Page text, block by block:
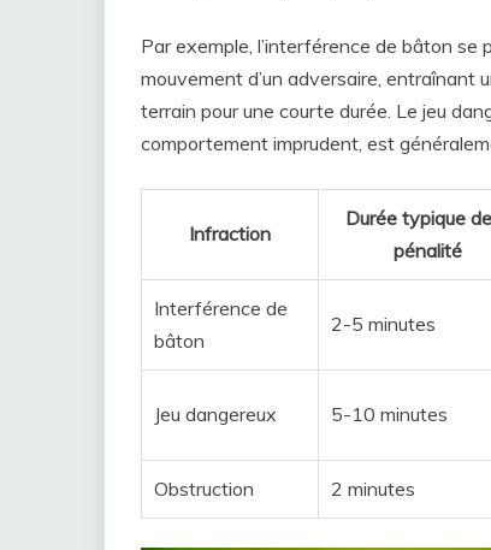
Par exemple, l’interférence de bâton se
mouvement d’un adversaire, entraînant
terrain pour une courte durée. Le jeu
comportement imprudent, est
Infraction
Durée typique
pénalité
Interférence de
bâton
2-5 minutes
Jeu dangereux 5-10 minutes
Obstruction 2 minutes